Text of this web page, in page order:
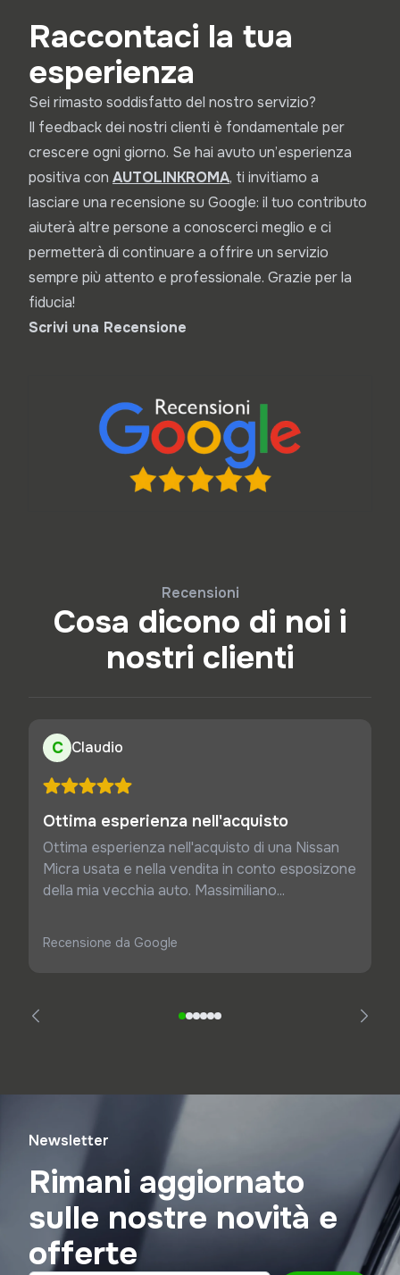
Raccontaci la tua
esperienza
Sei rimasto soddisfatto del nostro servizio?
Il feedback dei nostri clienti è fondamentale per
crescere ogni giorno. Se hai avuto un’esperienza
positiva con AUTOLINKROMA, ti invitiamo a
lasciare una recensione su Google: il tuo contributo
aiuterà altre persone a conoscerci meglio e ci
permetterà di continuare a offrire un servizio
sempre più attento e professionale. Grazie per la
fiducia!
Scrivi una Recensione
Recensioni
Cosa dicono di noi i
nostri clienti
C Claudio
Ottima esperienza nell'acquisto
Ottima esperienza nell'acquisto di una Nissan
Micra usata e nella vendita in conto esposizone
della mia vecchia auto. Massimiliano...
Recensione da Google
Newsletter
Rimani aggiornato
sulle nostre novità e
offerte